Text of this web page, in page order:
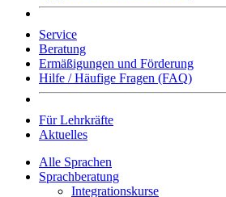
Service
Beratung
Ermäßigungen und Förderung
Hilfe / Häufige Fragen (FAQ)
Für Lehrkräfte
Aktuelles
Alle Sprachen
Sprachberatung
Integrationskurse